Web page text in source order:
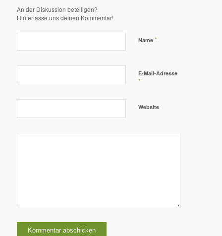
An der Diskussion beteiligen?
Hinterlasse uns deinen Kommentar!
Name *
E-Mail-Adresse
*
Website